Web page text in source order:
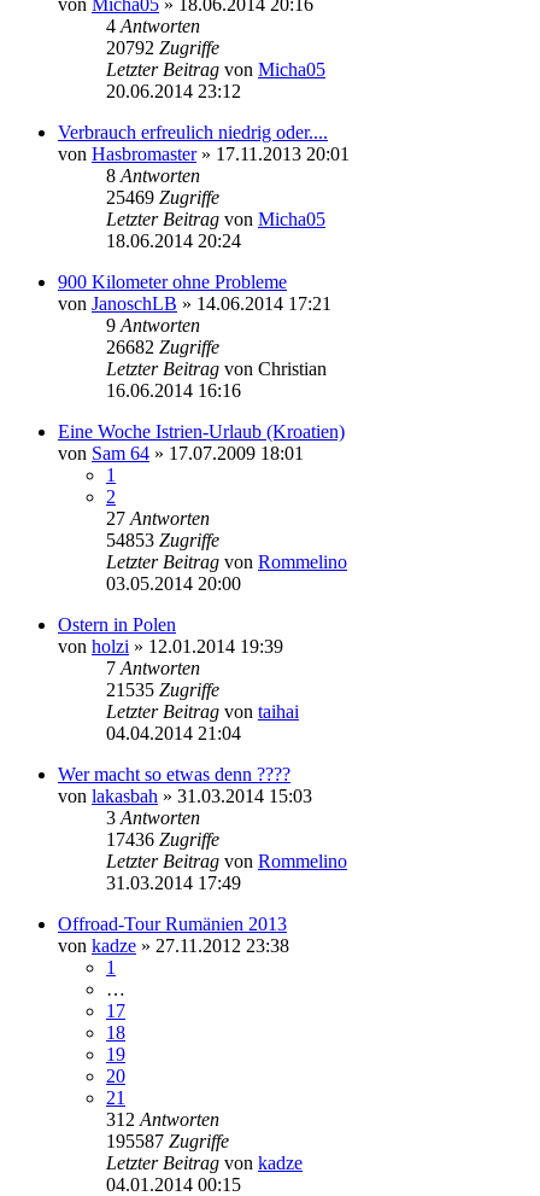
4 Antworten
20792 Zugriffe
Letzter Beitrag von Micha05
20.06.2014 23:12
Verbrauch erfreulich niedrig oder....
von Hasbromaster» 17.11.2013 20:01
8 Antworten
25469 Zugriffe
Letzter Beitrag von Micha05
18.06.2014 20:24
900 Kilometer ohne Probleme
von JanoschLB » 14.06.2014 17:21
9 Antworten
26682 Zugriffe
Letzter Beitrag von Christian
16.06.2014 16:16
Eine Woche Istrien-Urlaub (Kroatien)
von Sam 64 » 17.07.2009 18:01
1
2
27 Antworten
54853 Zugriffe
Letzter Beitrag von Rommelino
03.05.2014 20:00
Ostern in Polen
von holzi » 12.01.2014 19:39
7 Antworten
21535 Zugriffe
Letzter Beitrag von taihai
04.04.2014 21:04
Wer macht so etwas denn ????
von lakasbah » 31.03.2014 15:03
3 Antworten
17436 Zugriffe
Letzter Beitrag von Rommelino
31.03.2014 17:49
Offroad-Tour Rumänien 2013
von kadze » 27.11.2012 23:38
1
…
17
18
19
20
21
312 Antworten
195587 Zugriffe
Letzter Beitrag von kadze
04.01.2014 00:15